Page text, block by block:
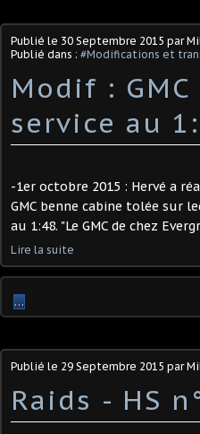
Publié le 30 Septembre 2015 par
Publié dans : #Modifications et
Modif : GMC
service au
-1er octobre 2015 : Hervé a
GMC benne cabine tolée sur
au 1:48. "Le GMC de chez
Lire la suite
…
Publié le 29 Septembre 2015 par
Raids - HS